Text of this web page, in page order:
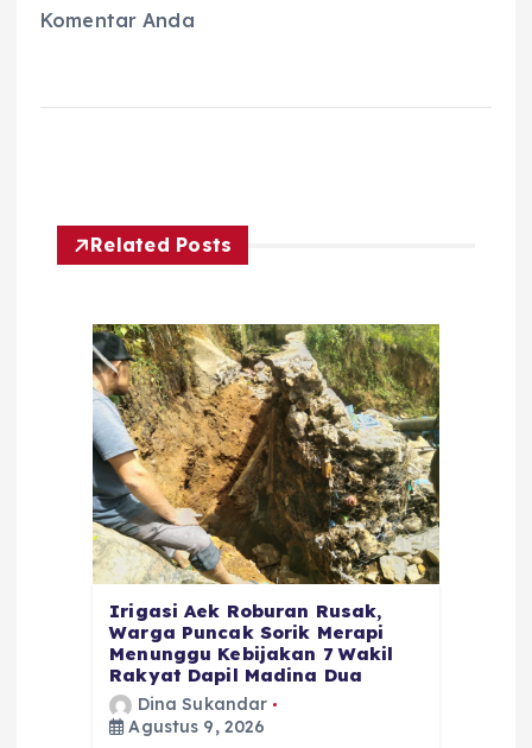
Komentar Anda
Related Posts
Irigasi Aek Roburan Rusak,
Warga Puncak Sorik Merapi
Menunggu Kebijakan 7 Wakil
Rakyat Dapil Madina Dua
Dina Sukandar
Agustus 9, 2026